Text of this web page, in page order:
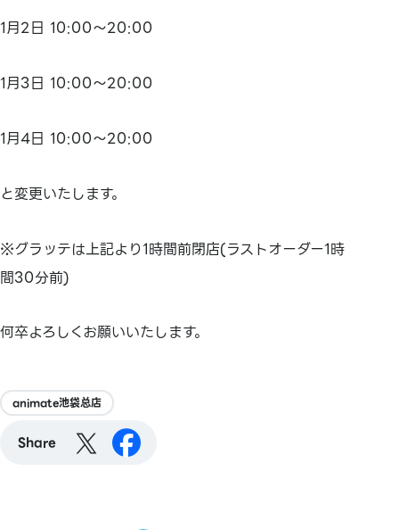
1月2日 10:00～20:00
1月3日 10:00～20:00
1月4日 10:00～20:00
と変更いたします。
※グラッテは上記より1時間前閉店(ラストオーダー1時
間30分前)
何卒よろしくお願いいたします。
animate池袋总店
Share